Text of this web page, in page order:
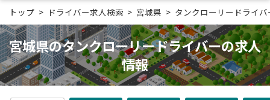
トップ ドライバー求人検索 宮城県 タンクローリードライバ
宮城県のタンクローリードライバーの求人
情報